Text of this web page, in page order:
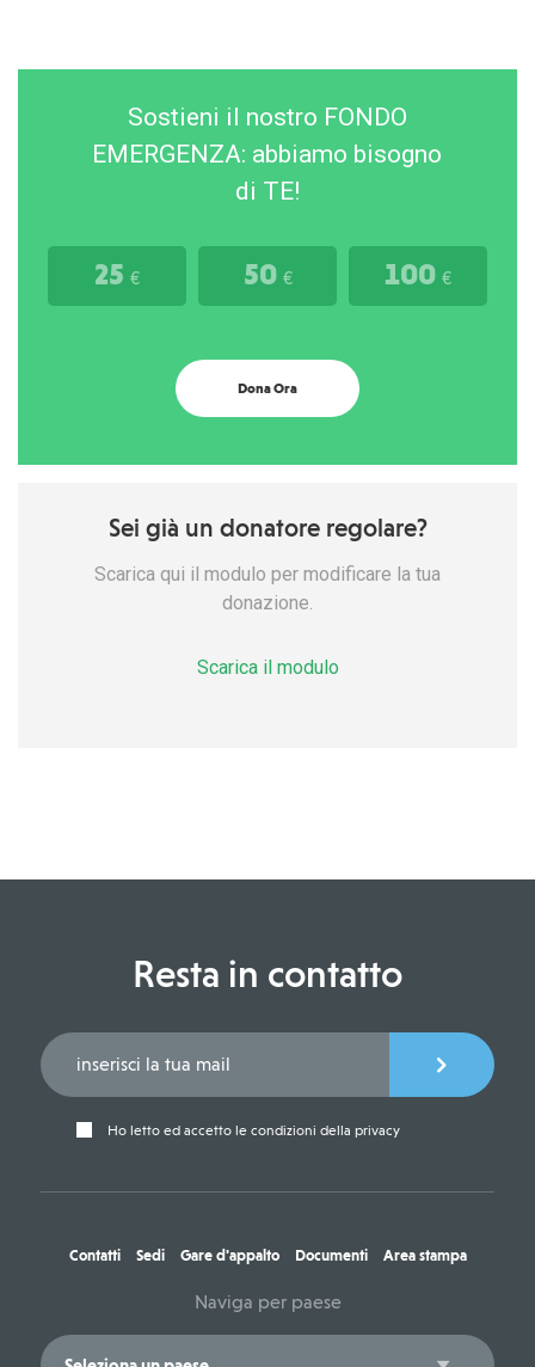
Sostieni il nostro FONDO
EMERGENZA: abbiamo bisogno
di TE!
25 € 50 € 100 €
Dona Ora
Sei già un donatore regolare?
Scarica qui il modulo per modificare la tua
donazione.
Scarica il modulo
Resta in contatto
Ho letto ed accetto le condizioni della privacy
Contatti Sedi Gare d'appalto Documenti Area stampa
Naviga per paese